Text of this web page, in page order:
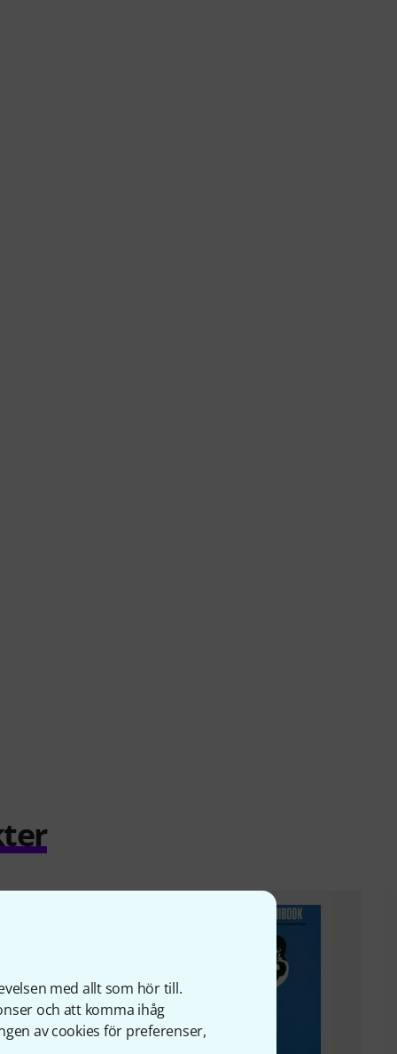
med allt som hör till.
och att komma ihåg
av cookies för preferenser,